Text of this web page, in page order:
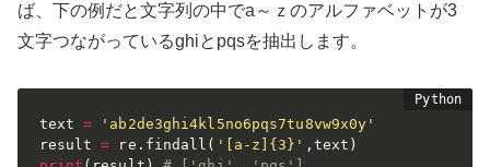
ば、下の例だと文字列の中でa～ｚのアルファベットが3
文字つながっているghiとpqsを抽出します。
text =
'ab2de3ghi4kl5no6pqs7tu8vw9x0y'
result = re . findall ( '[a-z]{3}' , text )